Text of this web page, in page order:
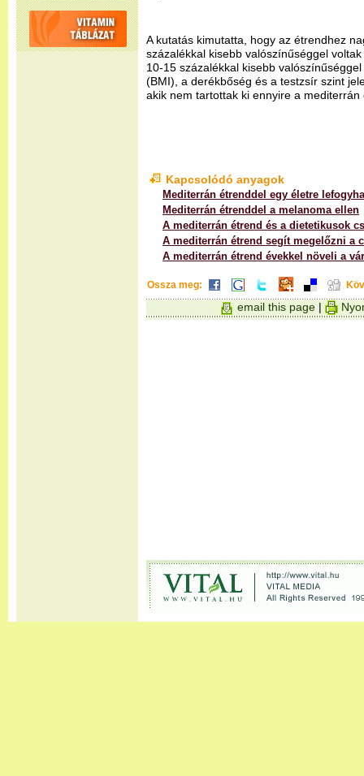
A kutatás kimutatta, hogy az étrendhez
százalékkal kisebb valószínűséggel
10-15 százalékkal kisebb
(BMI), a derékbőség és a testzsír szint
akik nem tartottak ki ennyire a mediterrán
Kapcsolódó anyagok
Mediterrán étrenddel egy életre
Mediterrán étrenddel a melanoma ellen
A mediterrán étrend és a dietetikusok
A mediterrán étrend segít megelőzni a
A mediterrán étrend évekkel növeli a
Ossza meg:
email this page|